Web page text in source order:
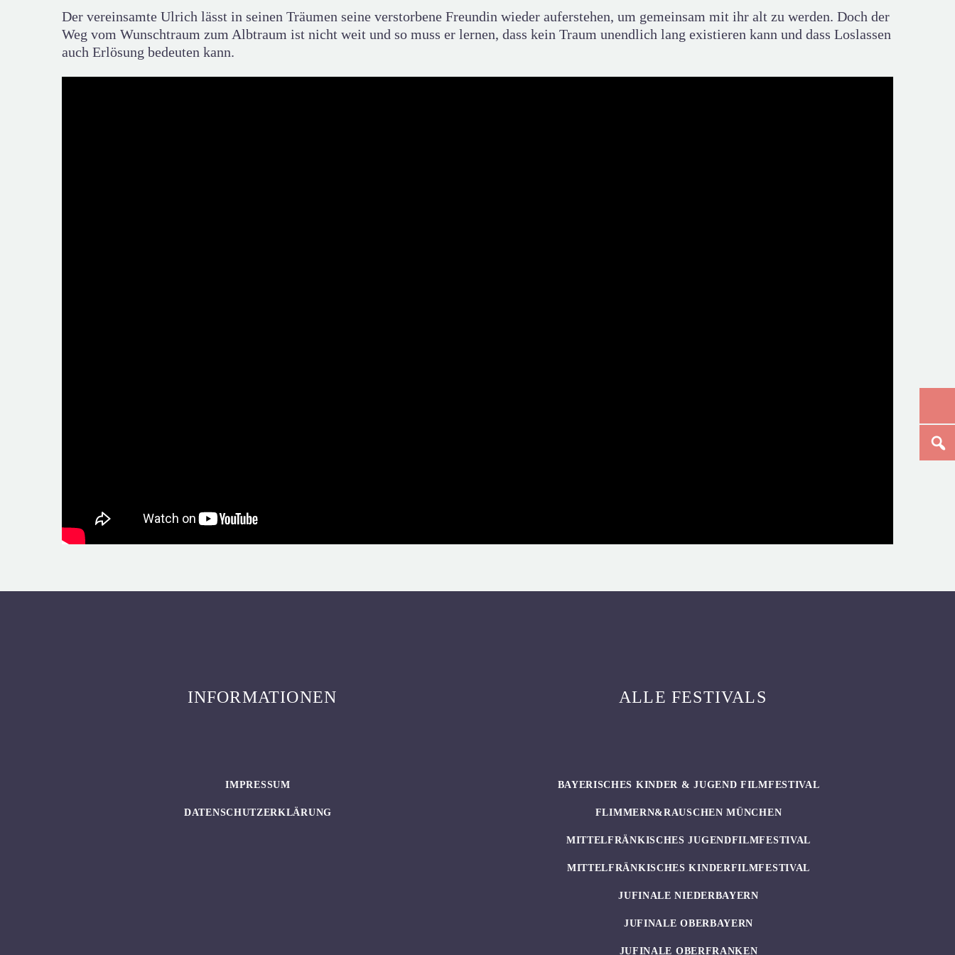
Der vereinsamte Ulrich lässt in seinen Träumen seine verstorbene Freundin wieder auferstehen, um gemeinsam mit ihr alt zu werden. Doch der
Weg vom Wunschtraum zum Albtraum ist nicht weit und so muss er lernen, dass kein Traum unendlich lang existieren kann und dass Loslassen
auch Erlösung bedeuten kann.
INFORMATIONEN
IMPRESSUM
DATENSCHUTZERKLÄRUNG
ALLE FESTIVALS
BAYERISCHES KINDER & JUGEND FILMFESTIVAL
FLIMMERN&RAUSCHEN MÜNCHEN
MITTELFRÄNKISCHES JUGENDFILMFESTIVAL
MITTELFRÄNKISCHES KINDERFILMFESTIVAL
JUFINALE NIEDERBAYERN
JUFINALE OBERBAYERN
JUFINALE OBERFRANKEN